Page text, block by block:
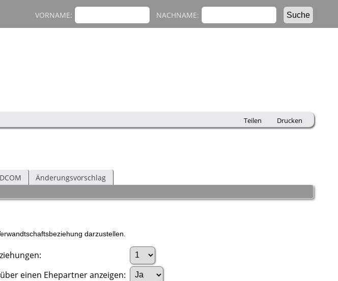
VORNAME: NACHNAME:
Teilen Drucken
Änderungsvorschlag
darzustellen.
einen Ehepartner anzeigen: